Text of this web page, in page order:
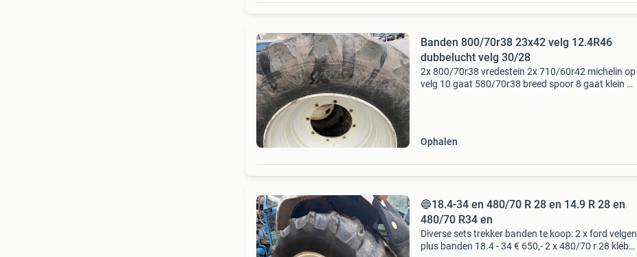
Banden 800/70r38 23x42 velg 12.4R46
dubbelucht velg 30/28
2x 800/70r38 vredestein 2x 710/60r42 michelin op
velg 10 gaat 580/70r38 breed spoor 8 gaat klein
Ophalen
🔵18.4-34 en 480/70 R 28 en 14.9 R 28 en
480/70 R34 en
Diverse sets trekker banden te koop: 2 x ford velgen
plus banden 18.4 - 34 € 650,- 2 x 480/70 r 28 kléber